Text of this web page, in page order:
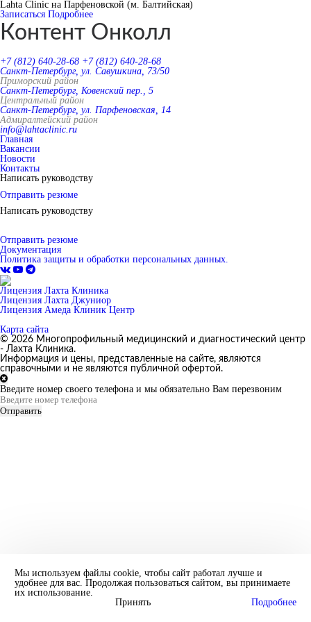
Lahta Clinic на Парфеновской (м. Балтийская)
Записаться Подробнее
Контент Онколл
+7 (812) 640-28-68 +7 (812) 640-28-68
Санкт-Петербург, ул. Савушкина, 73/50
Приморский район
Санкт-Петербург, Ковенский пер., 5
Центральный район
Санкт-Петербург, ул. Парфеновская, 14
Адмиралтейский район
info@lahtaclinic.ru
Главная
Вакансии
Новости
Контакты
Написать руководству
Отправить резюме
Написать руководству
Отправить резюме
Документация
Политика защиты и обработки персональных данных.
Лицензия Лахта Клиника
Лицензия Лахта Джуниор
Лицензия Амеда Клиник Центр
Карта сайта
© 2026 Многопрофильный медицинский и диагностический центр
- Лахта Клиника.
Информация и цены, представленные на сайте, являются
справочными и не являются публичной офертой.
Введите номер своего телефона и мы обязательно Вам перезвоним
Отправить
Мы используем файлы cookie, чтобы сайт работал лучше и
удобнее для вас. Продолжая пользоваться сайтом, вы принимаете
их использование.
Принять
Подробнее